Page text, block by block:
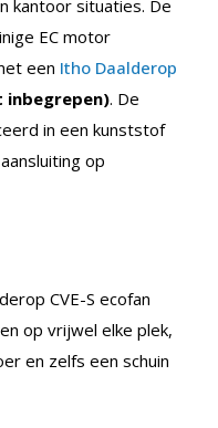
kantoor situaties. De
EC motor
een Itho Daalderop
inbegrepen). De
in een kunststof
op
CVE-S ecofan
op vrijwel elke plek,
en zelfs een schuin